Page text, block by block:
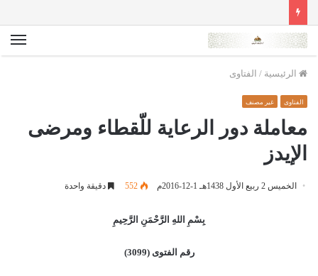
الرئيسية / الفتاوى
الفتاوى غير مصنف
معاملة دور الرعاية للّقطاء ومرضى
الإيدز
الخميس 2 ربيع الأول 1438هـ 1-12-2016م 552 دقيقة واحدة
بِسْمِ اللهِ الرَّحْمَنِ الرَّحِيمِ
رقم الفتوى (3099)